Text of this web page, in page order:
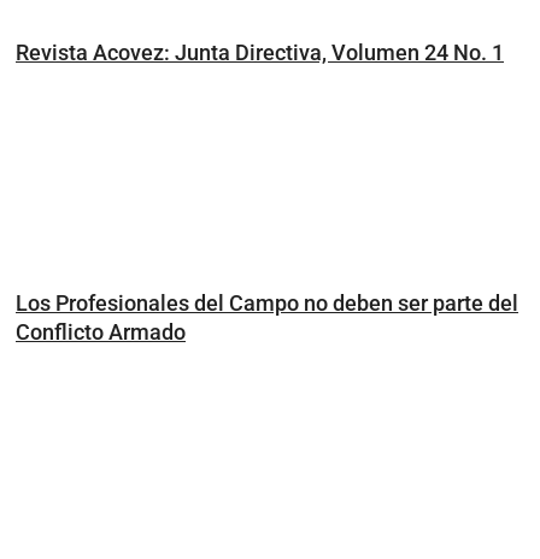
Revista Acovez: Junta Directiva, Volumen 24 No. 1
Los Profesionales del Campo no deben ser parte del
Conflicto Armado